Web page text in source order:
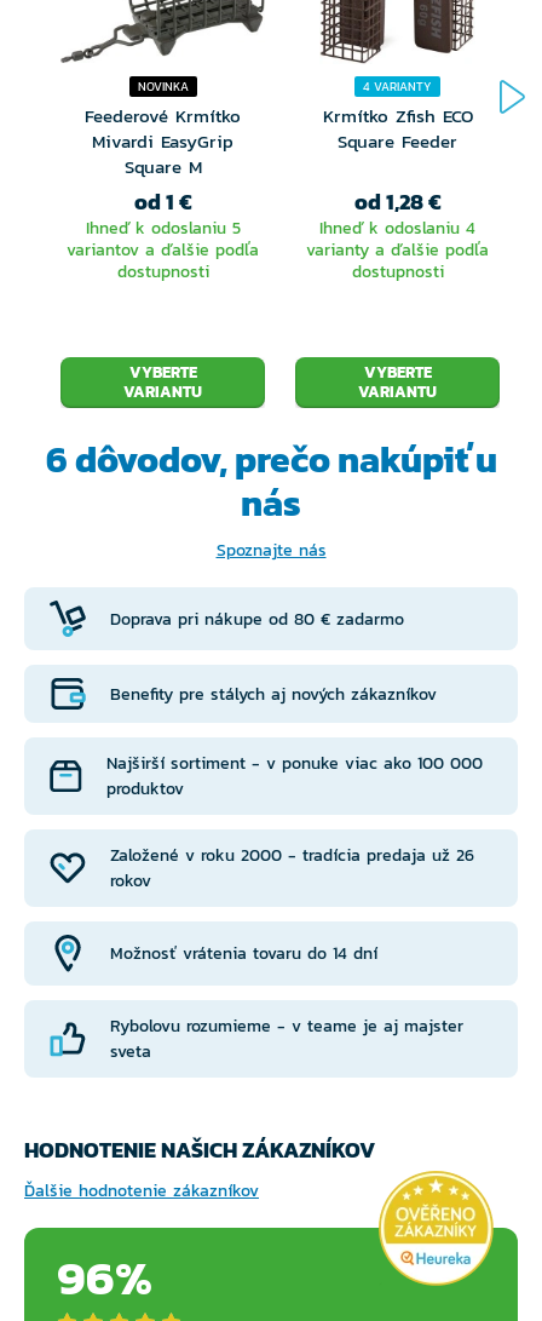
NOVINKA
Feederové Krmítko
Mivardi EasyGrip
Square M
od 1 €
Ihneď k odoslaniu 5
variantov a ďalšie podľa
dostupnosti
VYBERTE
VARIANTU
4 VARIANTY
Krmítko Zfish ECO
Square Feeder
od 1,28 €
Ihneď k odoslaniu 4
varianty a ďalšie podľa
dostupnosti
VYBERTE
VARIANTU
6 dôvodov, prečonakúpiť u
nás
Spoznajte nás
Doprava pri nákupe od 80 € zadarmo
Založené v roku 2000 - tradícia predaja už 26
rokov
Benefity pre stálych aj nových zákazníkov
Možnosť vrátenia tovaru do 14 dní
Najširší sortiment - v ponuke viac ako 100 000
produktov
Rybolovu rozumieme - v teame je aj majster
sveta
HODNOTENIE NAŠICH ZÁKAZNÍKOV
Ďalšie hodnotenie zákazníkov
96%